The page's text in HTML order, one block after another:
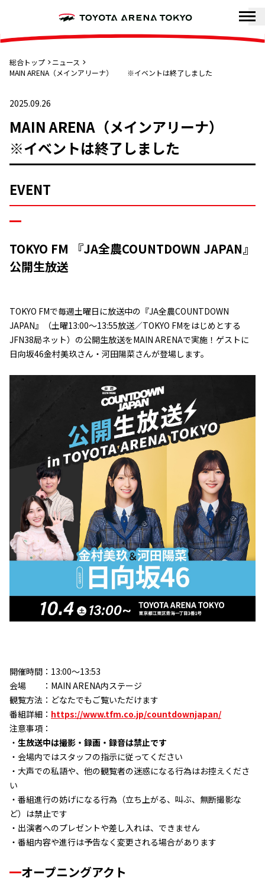
総合トップ
ニュース
MAIN ARENA（メインアリーナ） ※イベントは終了しました
2025.09.26
MAIN ARENA（メインアリーナ）
※イベントは終了しました
EVENT
TOKYO FM 『JA全農COUNTDOWN JAPAN』
公開生放送
TOKYO FMで毎週土曜日に放送中の『JA全農COUNTDOWN
JAPAN』（土曜13:00～13:55放送／TOKYO FMをはじめとする
JFN38局ネット）の公開生放送をMAIN ARENAで実施！ゲストに
日向坂46金村美玖さん・河田陽菜さんが登場します。
開催時間：13:00～13:53
会場 ：MAIN ARENA内ステージ
観覧方法：どなたでもご覧いただけます
番組詳細： https://www.tfm.co.jp/countdownjapan/
注意事項：
・ 生放送中は撮影・録画・録音は禁止です
・会場内ではスタッフの指示に従ってください
・大声での私語や、他の観覧者の迷惑になる行為はお控えくださ
い
・番組進行の妨げになる行為（立ち上がる、叫ぶ、無断撮影な
ど）は禁止です
・出演者へのプレゼントや差し入れは、できません
・番組内容や進行は予告なく変更される場合があります
オープニングアクト